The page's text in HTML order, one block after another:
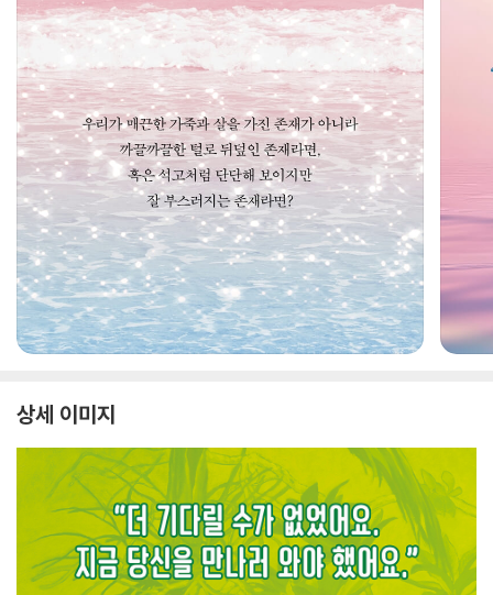
상세 이미지